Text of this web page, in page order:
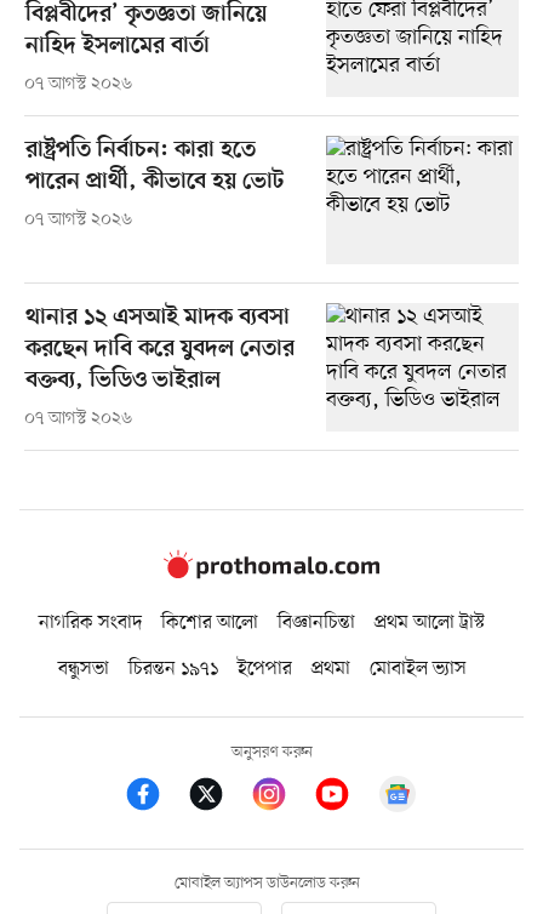
বিপ্লবীদের’ কৃতজ্ঞতা জানিয়ে
নাহিদ ইসলামের বার্তা
০৭ আগস্ট ২০২৬
রাষ্ট্রপতি নির্বাচন: কারা হতে
পারেন প্রার্থী, কীভাবে হয় ভোট
০৭ আগস্ট ২০২৬
থানার ১২ এসআই মাদক ব্যবসা
করছেন দাবি করে যুবদল নেতার
বক্তব্য, ভিডিও ভাইরাল
০৭ আগস্ট ২০২৬
নাগরিক সংবাদ কিশোর আলো বিজ্ঞানচিন্তা
প্রথম আলো ট্রাস্ট
বন্ধুসভা
চিরন্তন ১৯৭১ ইপেপার প্রথমা মোবাইল ভ্যাস
অনুসরণ করুন
মোবাইল অ্যাপস ডাউনলোড করুন